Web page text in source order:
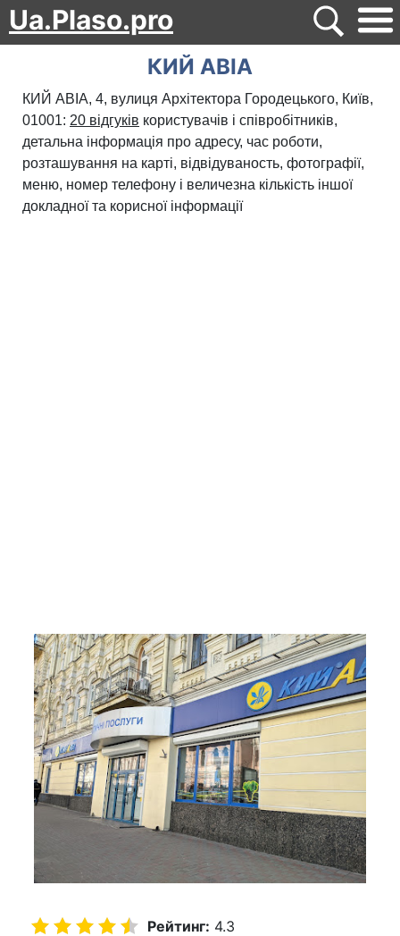
Ua.Plaso.pro
КИЙ АВІА
КИЙ АВІА, 4, вулиця Архітектора Городецького, Київ,
01001: 20 відгуків користувачів і співробітників,
детальна інформація про адресу, час роботи,
розташування на карті, відвідуваность, фотографії,
меню, номер телефону і величезна кількість іншої
докладної та корисної інформації
Рейтинг: 4.3